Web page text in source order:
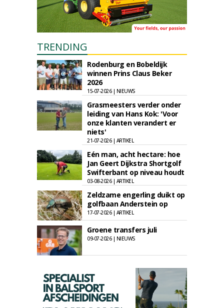
TRENDING
Rodenburg en Bobeldijk
winnen Prins Claus Beker
2026
15-07-2026 | NIEUWS
Grasmeesters verder onder
leiding van Hans Kok: 'Voor
onze klanten verandert er
niets'
21-07-2026 | ARTIKEL
Eén man, acht hectare: hoe
Jan Geert Dijkstra Shortgolf
Swifterbant op niveau houdt
03-08-2026 | ARTIKEL
Zeldzame engerling duikt op
golfbaan Anderstein op
17-07-2026 | ARTIKEL
Groene transfers juli
09-07-2026 | NIEUWS